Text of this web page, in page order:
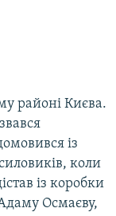
районі Києва.
із
коли
із коробки
Осмаєву,